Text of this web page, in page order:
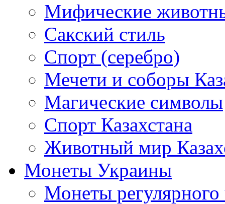
Мифические
Сакский стиль
Спорт (серебро)
Мечети и соборы
Магические символы
Спорт Казахстана
Животный мир
Монеты Украины
Монеты регулярного